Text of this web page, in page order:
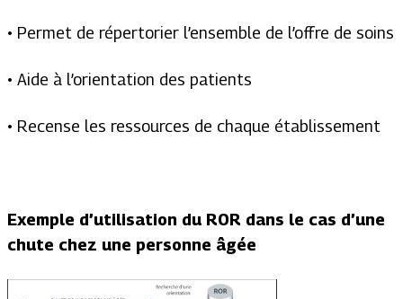
• Permet de répertorier l’ensemble de l’offre de soins
• Aide à l’orientation des patients
• Recense les ressources de chaque établissement
Exemple d’utilisation du ROR dans le cas d’une
chute chez une personne âgée